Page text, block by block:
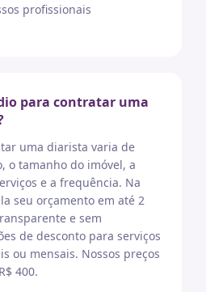
profissionais
para contratar uma
uma diarista varia de
o tamanho do imóvel, a
e a frequência. Na
seu orçamento em até 2
e sem
de desconto para serviços
ou mensais. Nossos preços
400.